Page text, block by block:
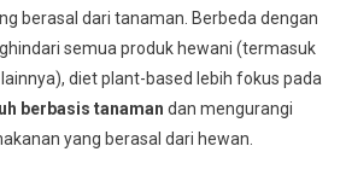
berasal dari tanaman. Berbeda dengan
semua produk hewani (termasuk
diet plant-based lebih fokus pada
berbasis tanaman dan mengurangi
yang berasal dari hewan.